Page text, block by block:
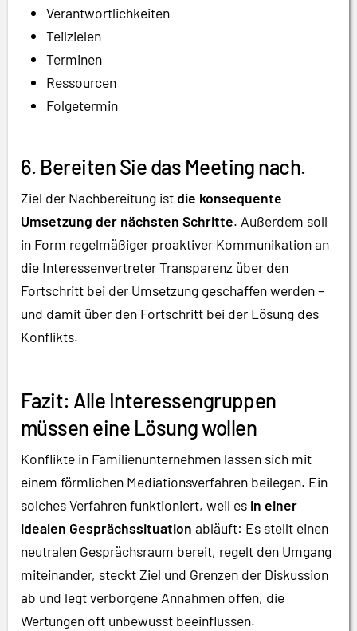
Verantwortlichkeiten
Teilzielen
Terminen
Ressourcen
Folgetermin
6. Bereiten Sie das Meeting nach.
Ziel der Nachbereitung istdie konsequente
Umsetzung der nächsten Schritte. Außerdem soll
in Form regelmäßiger proaktiver Kommunikation an
die Interessenvertreter Transparenz über den
Fortschritt bei der Umsetzung geschaffen werden –
und damit über den Fortschritt bei der Lösung des
Konflikts.
Fazit: Alle Interessengruppen
müssen eine Lösung wollen
Konflikte in Familienunternehmen lassen sich mit
einem förmlichen Mediationsverfahren beilegen. Ein
solches Verfahren funktioniert, weil es in einer
idealen Gesprächssituation abläuft: Es stellt einen
neutralen Gesprächsraum bereit, regelt den Umgang
miteinander, steckt Ziel und Grenzen der Diskussion
ab und legt verborgene Annahmen offen, die
Wertungen oft unbewusst beeinflussen.